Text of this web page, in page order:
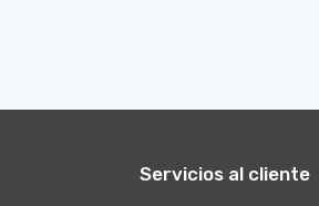
Servicios al cliente